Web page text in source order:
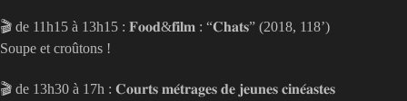
🎬 de 11h15 à 13h15 : 𝐅𝐨𝐨𝐝&𝐟𝐢𝐥𝐦 : “𝐂𝐡𝐚𝐭𝐬” (2018, 118’)
Soupe et croûtons !
🎬 de 13h30 à 17h : 𝐂𝐨𝐮𝐫𝐭𝐬 𝐦𝐞́𝐭𝐫𝐚𝐠𝐞𝐬 𝐝𝐞 𝐣𝐞𝐮𝐧𝐞𝐬 𝐜𝐢𝐧𝐞́𝐚𝐬𝐭𝐞𝐬